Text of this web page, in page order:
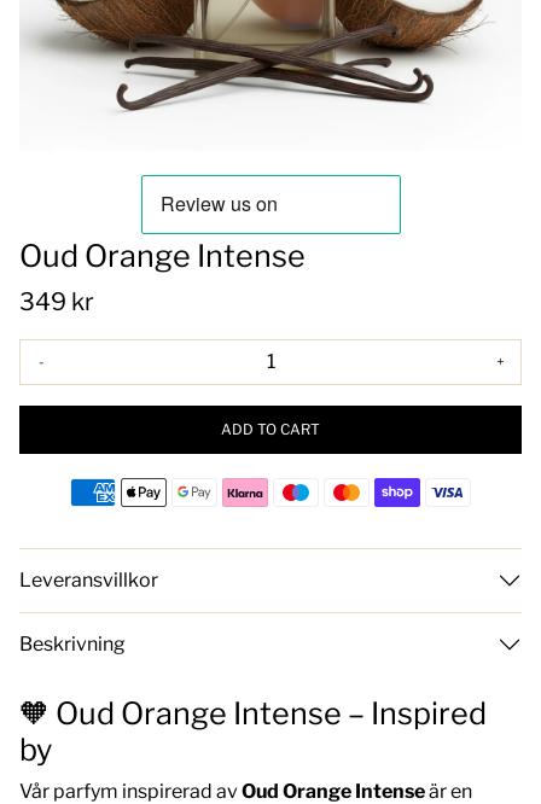
Oud Orange Intense
349 kr
- +
ADD TO CART
Leveransvillkor
Beskrivning
🧡 Oud Orange Intense – Inspired
by
Vår parfym inspirerad avOud Orange Intenseär en